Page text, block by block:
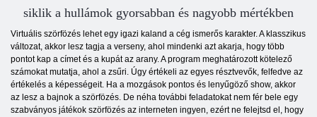
siklik a hullámok gyorsabban és nagyobb mértékben
Virtuális szörfözés lehet egy igazi kaland a cég ismerős karakter. A klasszikus
változat, akkor lesz tagja a verseny, ahol mindenki azt akarja, hogy több
pontot kap a címet és a kupát az arany. A program meghatározott kötelező
számokat mutatja, ahol a zsűri. Úgy értékeli az egyes résztvevők, felfedve az
értékelés a képességeit. Ha a mozgások pontos és lenyűgöző show, akkor
az lesz a bajnok a szörfözés. De néha további feladatokat nem fér bele egy
szabványos játékok szörfözés az interneten ingyen, ezért ne felejtsd el, hogy